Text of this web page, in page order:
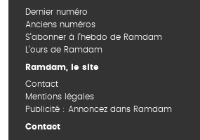
Dernier numéro
Anciens numéros
S’abonner à l’hebdo de Ramdam
L’ours de Ramdam
Ramdam, le site
Contact
Mentions légales
Publicité : Annoncez dans Ramdam
Contact